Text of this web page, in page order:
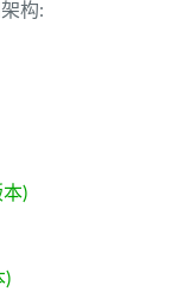
构:
)
)